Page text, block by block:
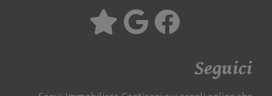
Seguici